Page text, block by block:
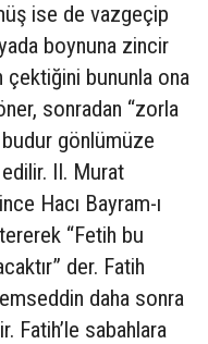
ise de vazgeçip
boynuna zincir
çektiğini bununla ona
sonradan “zorla
gönlümüze
II. Murat
Hacı Bayram-ı
“Fetih bu
der. Fatih
daha sonra
Fatih’le sabahlara